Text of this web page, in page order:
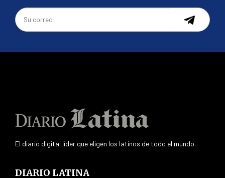
El diario digital líder que eligen los latinos de todo el mundo.
DIARIO LATINA